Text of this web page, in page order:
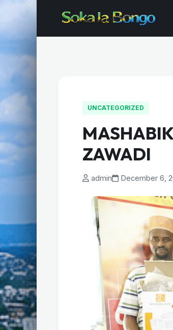
UNCATEGORIZED
ZAWADI
admin December 6,